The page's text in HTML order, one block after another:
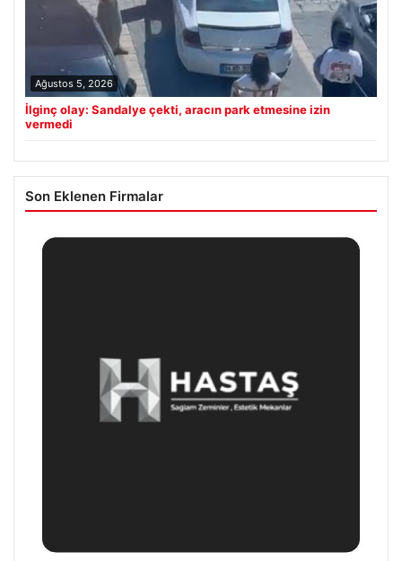
Ağustos 5, 2026
İlginç olay: Sandalye çekti, aracın park etmesine izin
vermedi
Son Eklenen Firmalar